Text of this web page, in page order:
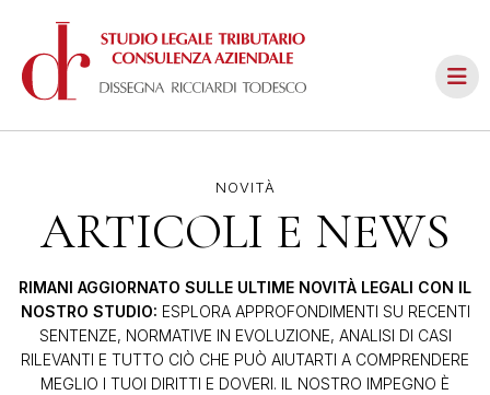
NOVITÀ
ARTICOLI E NEWS
RIMANI AGGIORNATO SULLE ULTIME NOVITÀ LEGALI CON IL
NOSTRO STUDIO: ESPLORA APPROFONDIMENTI SU RECENTI
SENTENZE, NORMATIVE IN EVOLUZIONE, ANALISI DI CASI
RILEVANTI E TUTTO CIÒ CHE PUÒ AIUTARTI A COMPRENDERE
MEGLIO I TUOI DIRITTI E DOVERI. IL NOSTRO IMPEGNO È